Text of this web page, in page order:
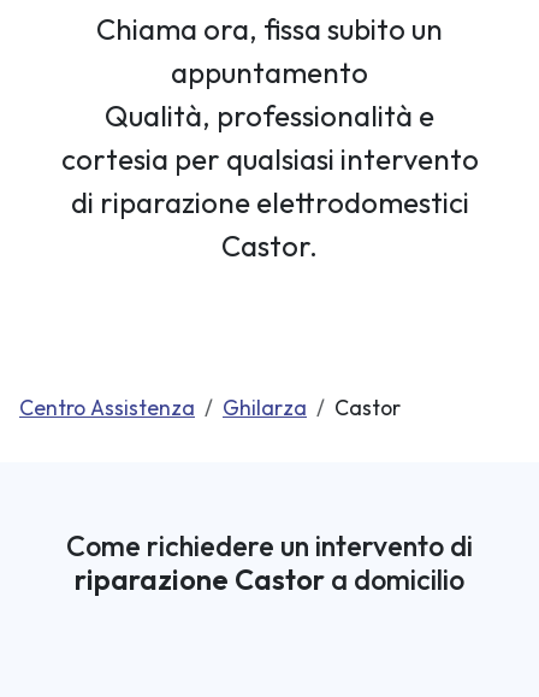
Chiama ora, fissa subito un
appuntamento
Qualità, professionalità e
cortesia per qualsiasi intervento
di riparazione elettrodomestici
Castor.
Centro Assistenza Ghilarza Castor
Come richiedere un intervento di
riparazione Castor a domicilio